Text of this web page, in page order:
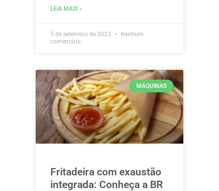
LEIA MAIS »
5 de setembro de 2023
Nenhum
comentário
MÁQUINAS
Fritadeira com exaustão
integrada: Conheça a BR